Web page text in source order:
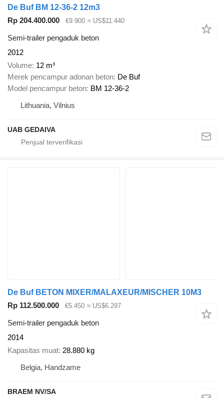
De Buf BM 12-36-2 12m3
Rp 204.400.000
€9.900 ≈ US$11.440
Semi-trailer pengaduk beton
2012
Volume 12 m³
Merek pencampur adonan beton De Buf
Model pencampur beton BM 12-36-2
Lithuania, Vilnius
UAB GEDAIVA
De Buf BETON MIXER/MALAXEUR/MISCHER 10M3
Rp 112.500.000
€5.450 ≈ US$6.297
Semi-trailer pengaduk beton
2014
Kapasitas muat 28.880 kg
Belgia, Handzame
BRAEM NV/SA